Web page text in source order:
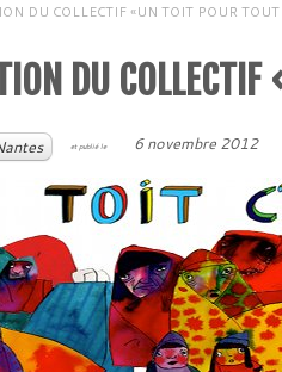
DU COLLECTIF «UN TOIT POUR
DU
et publié le 6 novembre 2012